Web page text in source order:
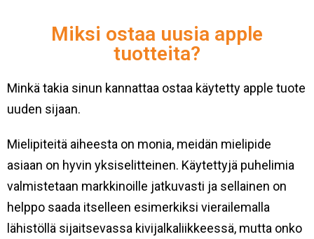
Miksi ostaa uusia apple
tuotteita?
Minkä takia sinun kannattaa ostaa käytetty apple tuote
uuden sijaan.
Mielipiteitä aiheesta on monia, meidän mielipide
asiaan on hyvin yksiselitteinen. Käytettyjä puhelimia
valmistetaan markkinoille jatkuvasti ja sellainen on
helppo saada itselleen esimerkiksi vierailemalla
lähistöllä sijaitsevassa kivijalkaliikkeessä, mutta onko